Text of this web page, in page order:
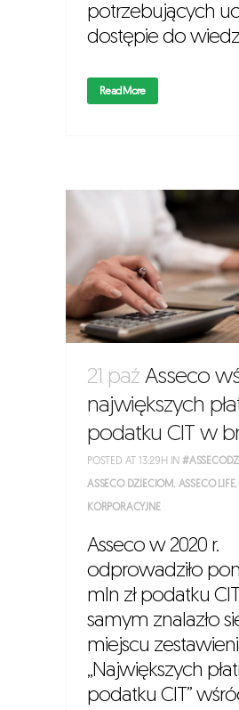
potrzebujących
dostępie do
Read More
21 paź Asseco
największych
podatku CIT w
POSTED AT 13:29H IN
ASSECO DZIECIOM, ASSECO LIFE,
KORPORACYJNE
Asseco w 2020 r.
odprowadziło
mln zł podatku
samym znalazło
miejscu
„Największych
podatku CIT”